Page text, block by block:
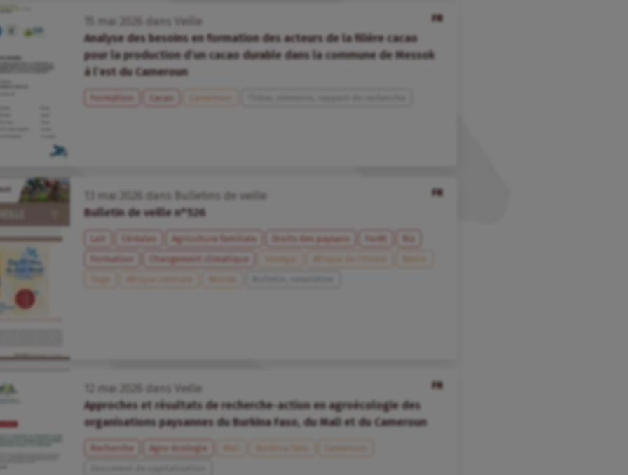
FR
mai dans
Veille
Analyse des besoins en formation des acteurs de la filière cacao
pour la production d’un cacao durable dans la commune de Messok
à l’est du Cameroun
Formation Cacao Cameroun
FR
mai dans
Bulletins de veille
Bulletin de veille n°526
Lait Céréales Agriculture familiale Droits des paysans Forêt
Formation
Changement climatique Sénégal Afrique de l’Ouest
Togo
Afrique centrale Monde
FR
mai dans
Veille
Approches et résultats de recherche-action en agroécologie des
organisations paysannes du Burkina Faso, du Mali et du Cameroun
Recherche Agro-écologie Mali Burkina Faso
Cameroun